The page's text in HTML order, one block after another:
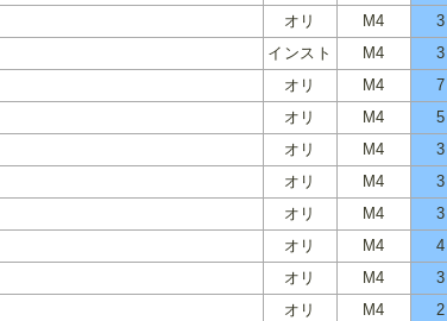
オリ M4 3
インスト M4 3
オリ M4 7
オリ M4 5
オリ M4 3
オリ M4 3
オリ M4 3
オリ M4 4
オリ M4 3
オリ M4 2